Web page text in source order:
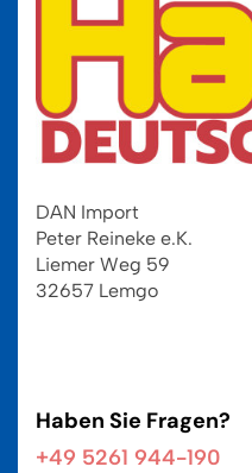
DAN Import
Peter Reineke e.K.
Liemer Weg 59
32657 Lemgo
Haben Sie Fragen?
+49 5261 944-190